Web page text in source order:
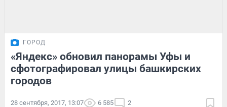
ГОРОД
«Яндекс» обновил панорамы Уфы и
сфотографировал улицы башкирских
городов
28 сентября, 2017, 13:07 6 585 2